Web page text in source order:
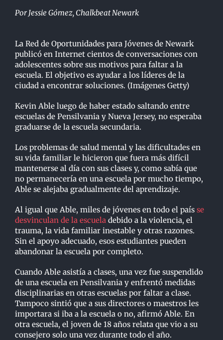
Por Jessie Gómez, Chalkbeat Newark
La Red de Oportunidades para Jóvenes de Newark
publicó en Internet cientos de conversaciones con
adolescentes sobre sus motivos para faltar a la
escuela. El objetivo es ayudar a los líderes de la
ciudad a encontrar soluciones. (Imágenes Getty)
Kevin Able luego de haber estado saltando entre
escuelas de Pensilvania y Nueva Jersey, no esperaba
graduarse de la escuela secundaria.
Los problemas de salud mental y las dificultades en
su vida familiar le hicieron que fuera más difícil
mantenerse al día con sus clases y, como sabía que
no permanecería en una escuela por mucho tiempo,
Able se alejaba gradualmente del aprendizaje.
Al igual que Able, miles de jóvenes en todo el país se
desvinculan de la escuela debido a la violencia, el
trauma, la vida familiar inestable y otras razones.
Sin el apoyo adecuado, esos estudiantes pueden
abandonar la escuela por completo.
Cuando Able asistía a clases, una vez fue suspendido
de una escuela en Pensilvania y enfrentó medidas
disciplinarias en otras escuelas por faltar a clase.
Tampoco sintió que a sus directores o maestros les
importara si iba a la escuela o no, afirmó Able. En
otra escuela, el joven de 18 años relata que vio a su
consejero solo una vez durante todo el año.